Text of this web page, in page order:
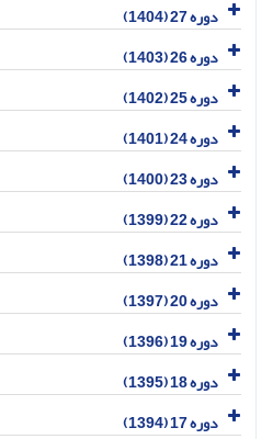
دوره 27 (1404)
دوره 26 (1403)
دوره 25 (1402)
دوره 24 (1401)
دوره 23 (1400)
دوره 22 (1399)
دوره 21 (1398)
دوره 20 (1397)
دوره 19 (1396)
دوره 18 (1395)
دوره 17 (1394)